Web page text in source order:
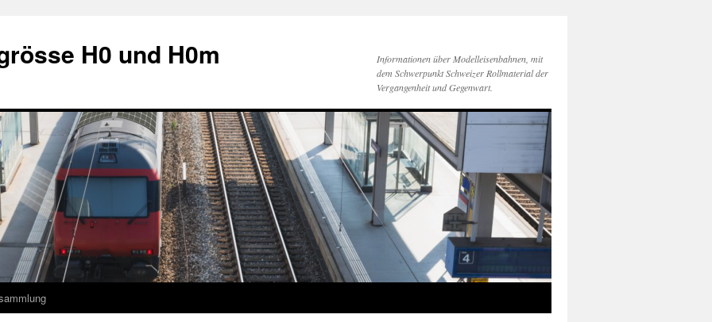
H0 und H0m
Informationen über Modelleisenbahnen, mit
dem Schwerpunkt Schweizer Rollmaterial der
Vergangenheit und Gegenwart.